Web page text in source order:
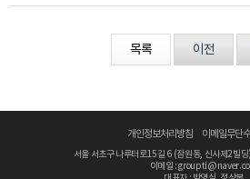
목록 이전
개인정보처리방침 이메일무단
서울 서초구 나루터로15길 6 (잠원동, 신사제2빌
이메일 :